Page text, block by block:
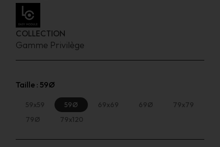
COLLECTION
Gamme Privilège
Taille : 59Ø
59x59 59Ø 69x69 69Ø
79x79
79Ø
79x120